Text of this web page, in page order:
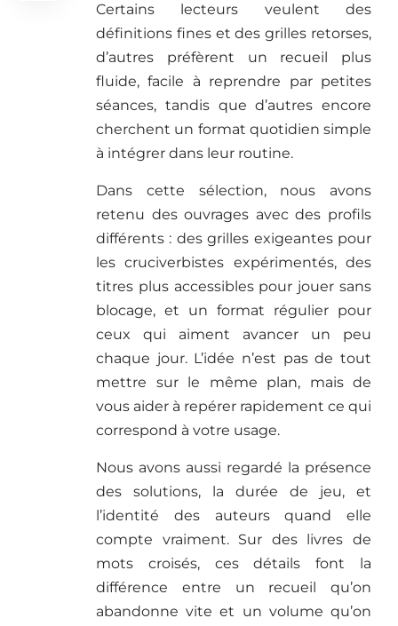
Certains lecteurs veulent des
définitions fines et des grilles retorses,
d’autres préfèrent un recueil plus
fluide, facile à reprendre par petites
séances, tandis que d’autres encore
cherchent un format quotidien simple
à intégrer dans leur routine.
Dans cette sélection, nous avons
retenu des ouvrages avec des profils
différents : des grilles exigeantes pour
les cruciverbistes expérimentés, des
titres plus accessibles pour jouer sans
blocage, et un format régulier pour
ceux qui aiment avancer un peu
chaque jour. L’idée n’est pas de tout
mettre sur le même plan, mais de
vous aider à repérer rapidement ce qui
correspond à votre usage.
Nous avons aussi regardé la présence
des solutions, la durée de jeu, et
l’identité des auteurs quand elle
compte vraiment. Sur des livres de
mots croisés, ces détails font la
différence entre un recueil qu’on
abandonne vite et un volume qu’on